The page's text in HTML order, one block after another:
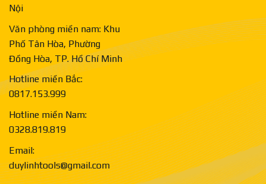
Nội
Văn phòng miền nam: Khu
Phố Tân Hòa, Phường
Đồng Hòa, TP. Hồ Chí Minh
Hotline miền Bắc:
0817.153.999
Hotline miền Nam:
0328.819.819
Email:
duylinhtools@gmail.com